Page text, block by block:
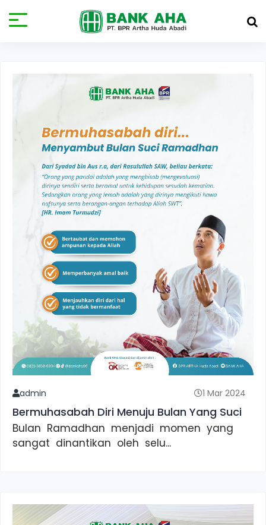
admin 1 Mar 2024
Bermuhasabah Diri Menuju Bulan Yang Suci
Bulan Ramadhan menjadi momen yang
sangat dinantikan oleh selu...